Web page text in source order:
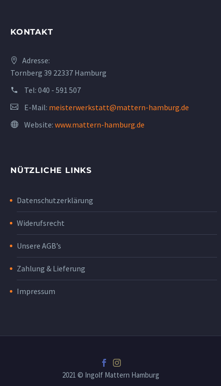
KONTAKT
Adresse:
Tornberg 39 22337 Hamburg
Tel: 040 - 591 507
E-Mail: meisterwerkstatt@mattern-hamburg.de
Website: www.mattern-hamburg.de
NÜTZLICHE LINKS
Datenschutzerklärung
Widerufsrecht
Unsere AGB’s
Zahlung & Lieferung
Impressum
2021 © Ingolf Mattern Hamburg